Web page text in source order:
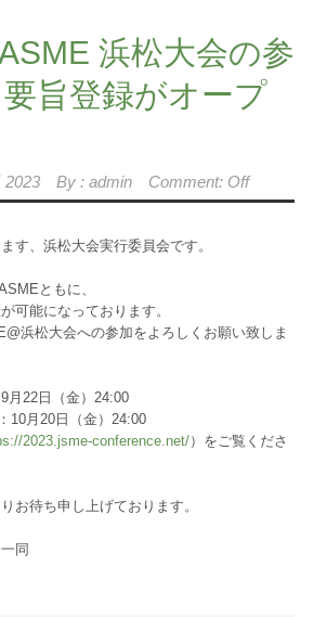
浜松大会の参
旨登録がオープ
2023 By : admin Comment: Off
す、浜松大会実行委員会です。
ともに、
可能になっております。
浜松大会への参加をよろしくお願い致しま
月22日（金）24:00
10月20日（金）24:00
2023.jsme-conference.net/）をご覧くださ
お待ち申し上げております。
同